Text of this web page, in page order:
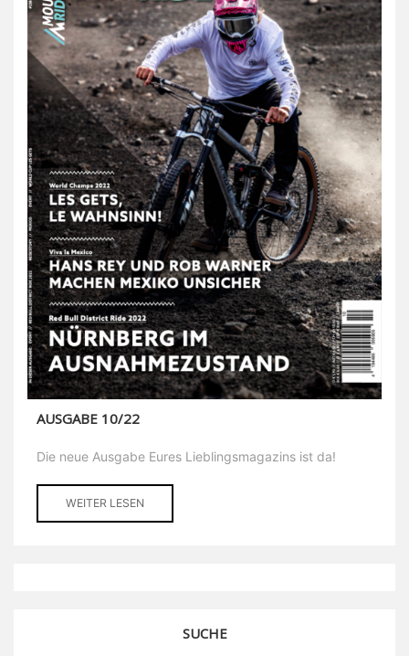
AUSGABE 10/22
Die neue Ausgabe Eures Lieblingsmagazins ist da!
WEITER LESEN
SUCHE